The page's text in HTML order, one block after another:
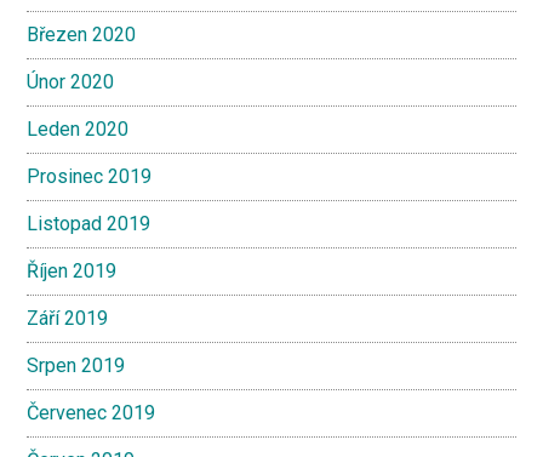
Březen 2020
Únor 2020
Leden 2020
Prosinec 2019
Listopad 2019
Říjen 2019
Září 2019
Srpen 2019
Červenec 2019